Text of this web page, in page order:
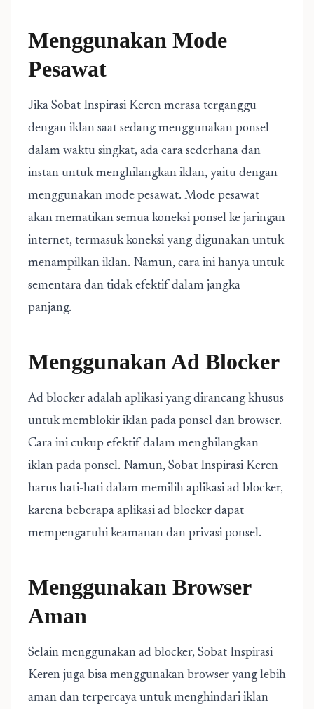
Menggunakan Mode
Pesawat
Jika Sobat Inspirasi Keren merasa terganggu
dengan iklan saat sedang menggunakan ponsel
dalam waktu singkat, ada cara sederhana dan
instan untuk menghilangkan iklan, yaitu dengan
menggunakan mode pesawat. Mode pesawat
akan mematikan semua koneksi ponsel ke jaringan
internet, termasuk koneksi yang digunakan untuk
menampilkan iklan. Namun, cara ini hanya untuk
sementara dan tidak efektif dalam jangka
panjang.
Menggunakan Ad Blocker
Ad blocker adalah aplikasi yang dirancang khusus
untuk memblokir iklan pada ponsel dan browser.
Cara ini cukup efektif dalam menghilangkan
iklan pada ponsel. Namun, Sobat Inspirasi Keren
harus hati-hati dalam memilih aplikasi ad blocker,
karena beberapa aplikasi ad blocker dapat
mempengaruhi keamanan dan privasi ponsel.
Menggunakan Browser
Aman
Selain menggunakan ad blocker, Sobat Inspirasi
Keren juga bisa menggunakan browser yang lebih
aman dan terpercaya untuk menghindari iklan